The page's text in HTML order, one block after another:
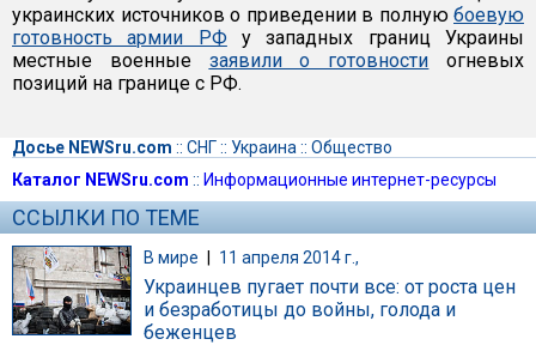
украинских источников о приведении в полную боевую
готовность армии РФу западных границ Украины
местные военные заявили о готовности огневых
позиций на границе с РФ.
Досье NEWSru.com :: СНГ:: Украина :: Общество
Каталог NEWSru.com :: Информационные интернет-ресурсы
ССЫЛКИ ПО ТЕМЕ
В мире | 11 апреля 2014 г.,
Украинцев пугает почти все: от роста цен
и безработицы до войны, голода и
беженцев